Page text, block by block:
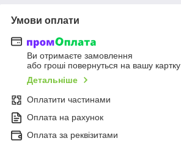
Умови оплати
Ви отримаєте замовлення
або гроші повернуться на вашу картку
Детальніше
Оплатити частинами
Оплата на рахунок
Оплата за реквізитами